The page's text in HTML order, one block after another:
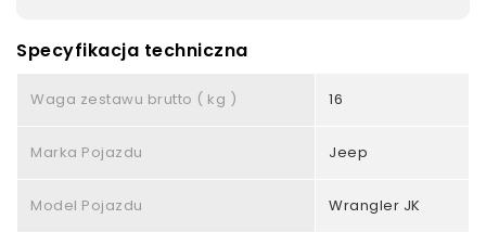
Specyfikacja techniczna
Waga zestawu brutto ( kg ) 16
Marka Pojazdu Jeep
Model Pojazdu Wrangler JK